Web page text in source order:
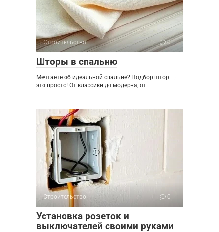
Строительство 0
Шторы в спальню
Мечтаете об идеальной спальне? Подбор штор –
это просто! От классики до модерна, от
Строительство 0
Установка розеток и
выключателей своими руками